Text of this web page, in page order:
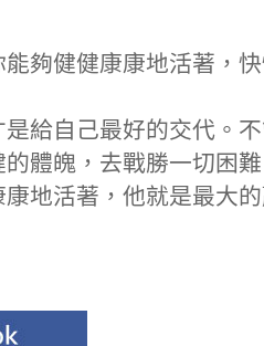
夠健健康康地活著，
給自己最好的交代。
體魄，去戰勝一切困難
地活著，他就是最大